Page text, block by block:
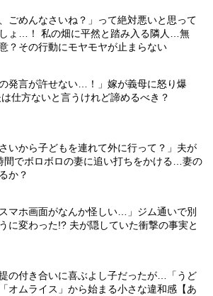
、ごめんなさいね？」って絶対悪いと思って
ょ…！ 私の畑に平然と踏み入る隣人…無
？その行動にモヤモヤが止まらない
の発言が許せない…！」嫁が義母に怒り爆
仕方ないと言うけれど諦めるべき？
さいから子どもを連れて外に行って？」夫が
間でボロボロの妻に追い打ちをかける…妻の
か？
スマホ画面がなんか怪しい…」ジム通いで別
に変わった!? 夫が隠していた衝撃の事実と
の付き合いに喜ぶよし子だったが…「うど
オムライス」から始まる小さな違和感【あ